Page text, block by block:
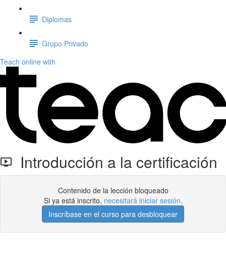
Diplomas
Grupo Privado
Teach online with
Introducción a la certificación
Contenido de la lección bloqueado
Si ya está inscrito, necesitará iniciar sesión.
Inscríbase en el curso para desbloquear